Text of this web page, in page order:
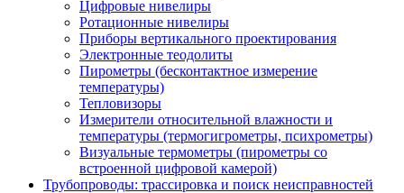
Цифровые нивелиры
Ротационные нивелиры
Приборы вертикального проектирования
Электронные теодолиты
Пирометры (бесконтактное измерение
температуры)
Тепловизоры
Измерители относительной влажности и
температуры (термогигрометры, психрометры)
Визуальные термометры (пирометры со
встроенной цифровой камерой)
Трубопроводы: трассировка и поиск неисправностей